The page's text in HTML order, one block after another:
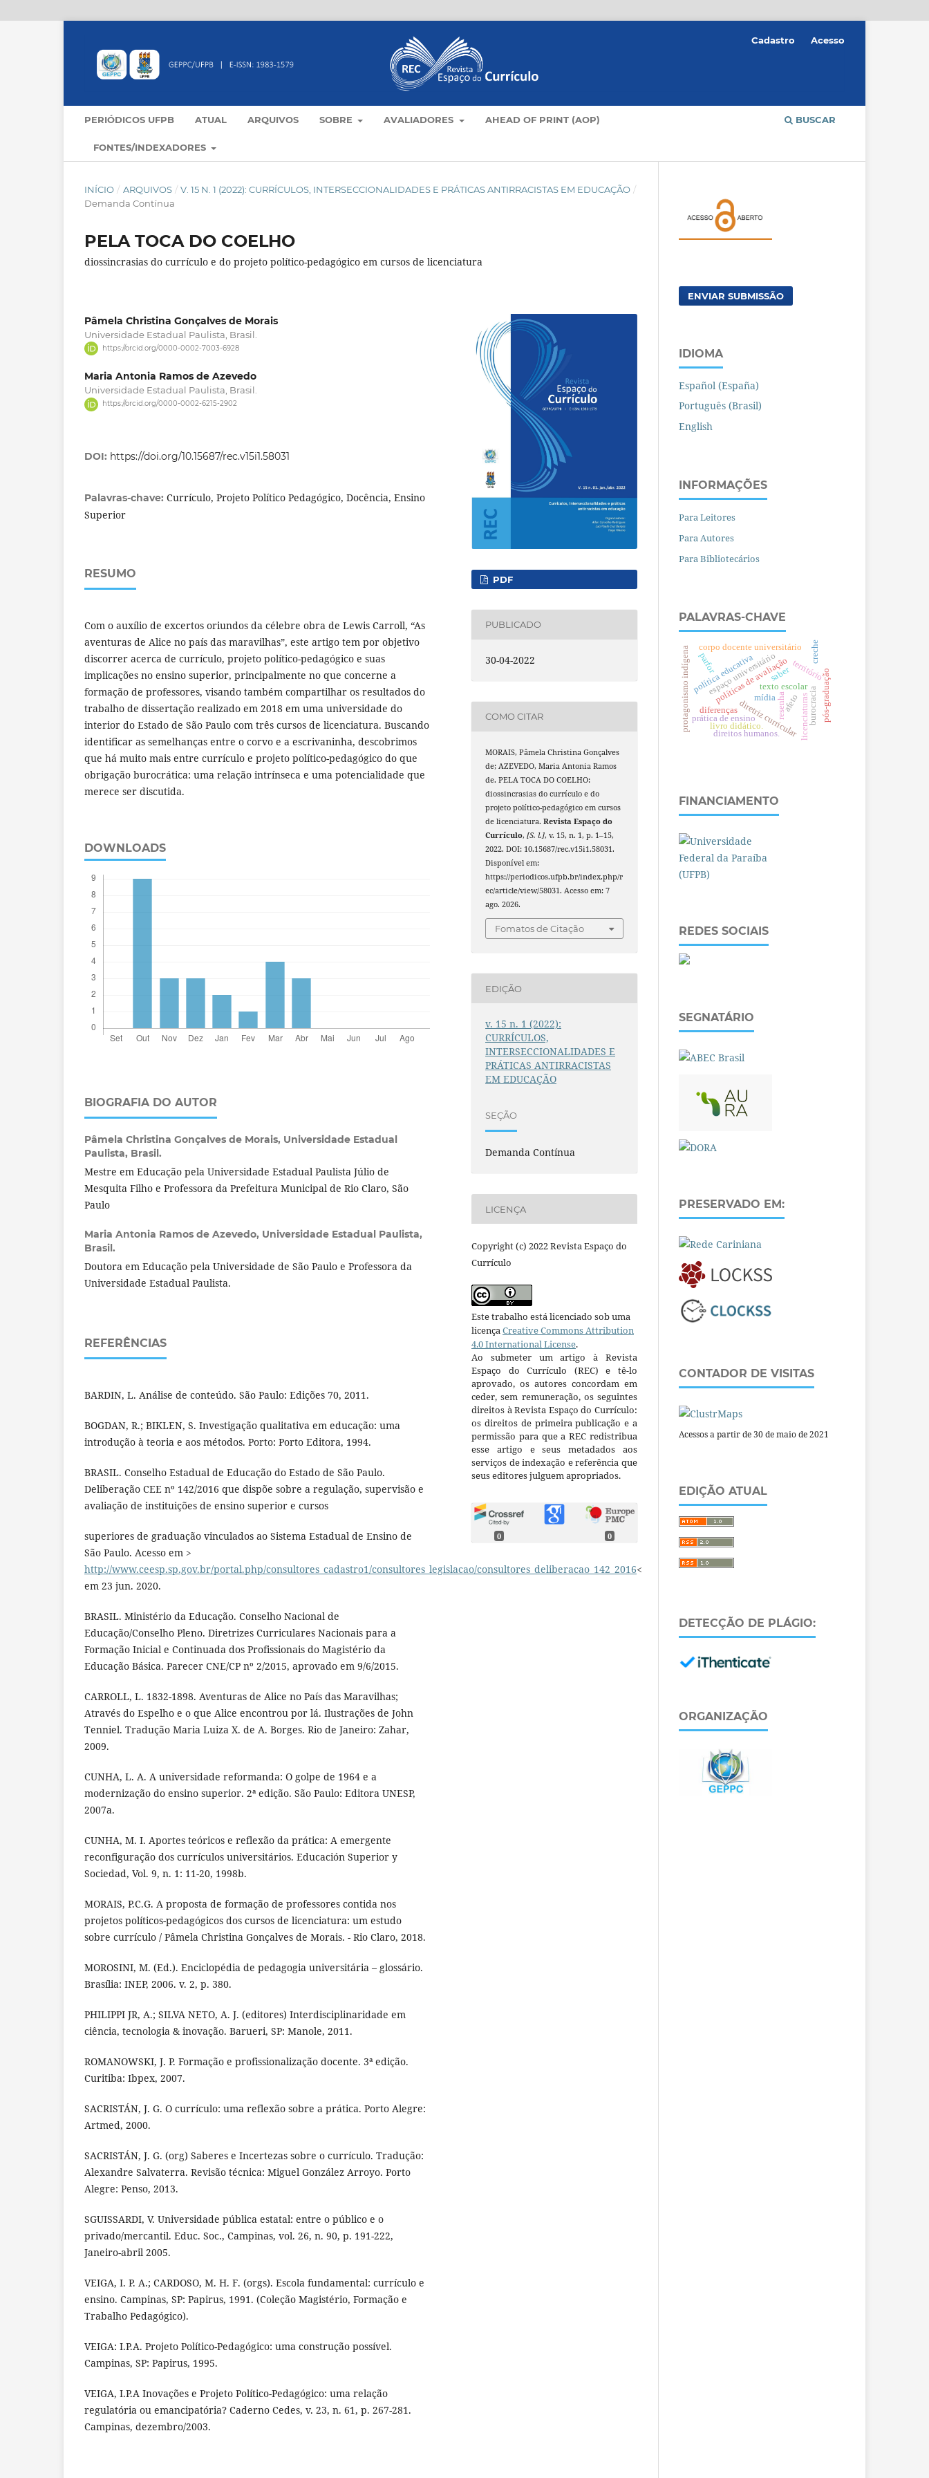
PERIÓDICOS UFPB ATUAL ARQUIVOS SOBRE AVALIADORES AHEAD OF PRINT (AOP)
FONTES/INDEXADORES
BUSCAR
Cadastro Acesso
INÍCIO / ARQUIVOS / V. 15 N. 1 (2022): CURRÍCULOS, INTERSECCIONALIDADES E PRÁTICAS ANTIRRACISTAS EM EDUCAÇÃO /
Demanda Contínua
PELA TOCA DO COELHO
diossincrasias do currículo e do projeto político-pedagógico em cursos de licenciatura
Pâmela Christina Gonçalves de Morais
Universidade Estadual Paulista, Brasil.
https://orcid.org/0000-0002-7003-6928
Maria Antonia Ramos de Azevedo
Universidade Estadual Paulista, Brasil.
https://orcid.org/0000-0002-6215-2902
DOI: https://doi.org/10.15687/rec.v15i1.58031
Palavras-chave: Currículo, Projeto Político Pedagógico, Docência, Ensino
Superior
RESUMO
Com o auxílio de excertos oriundos da célebre obra de Lewis Carroll, “As
aventuras de Alice no país das maravilhas”, este artigo tem por objetivo
discorrer acerca de currículo, projeto político-pedagógico e suas
implicações no ensino superior, principalmente no que concerne a
formação de professores, visando também compartilhar os resultados do
trabalho de dissertação realizado em 2018 em uma universidade do
interior do Estado de São Paulo com três cursos de licenciatura. Buscando
identificar as semelhanças entre o corvo e a escrivaninha, descobrimos
que há muito mais entre currículo e projeto político-pedagógico do que
obrigação burocrática: uma relação intrínseca e uma potencialidade que
merece ser discutida.
DOWNLOADS
BIOGRAFIA DO AUTOR
Pâmela Christina Gonçalves de Morais, Universidade Estadual
Paulista, Brasil.
Mestre em Educação pela Universidade Estadual Paulista Júlio de
Mesquita Filho e Professora da Prefeitura Municipal de Rio Claro, São
Paulo
Maria Antonia Ramos de Azevedo, Universidade Estadual Paulista,
Brasil.
Doutora em Educação pela Universidade de São Paulo e Professora da
Universidade Estadual Paulista.
REFERÊNCIAS
BARDIN, L. Análise de conteúdo. São Paulo: Edições 70, 2011.
BOGDAN, R.; BIKLEN, S. Investigação qualitativa em educação: uma
introdução à teoria e aos métodos. Porto: Porto Editora, 1994.
BRASIL. Conselho Estadual de Educação do Estado de São Paulo.
Deliberação CEE nº 142/2016 que dispõe sobre a regulação, supervisão e
avaliação de instituições de ensino superior e cursos
superiores de graduação vinculados ao Sistema Estadual de Ensino de
São Paulo. Acesso em >
http://www.ceesp.sp.gov.br/portal.php/consultores_cadastro1/consultores_legislacao/consultores_deliberacao_142_2016<
em 23 jun. 2020.
BRASIL. Ministério da Educação. Conselho Nacional de
Educação/Conselho Pleno. Diretrizes Curriculares Nacionais para a
Formação Inicial e Continuada dos Profissionais do Magistério da
Educação Básica. Parecer CNE/CP nº 2/2015, aprovado em 9/6/2015.
CARROLL, L. 1832-1898. Aventuras de Alice no País das Maravilhas;
Através do Espelho e o que Alice encontrou por lá. Ilustrações de John
Tenniel. Tradução Maria Luiza X. de A. Borges. Rio de Janeiro: Zahar,
2009.
CUNHA, L. A. A universidade reformanda: O golpe de 1964 e a
modernização do ensino superior. 2ª edição. São Paulo: Editora UNESP,
2007a.
CUNHA, M. I. Aportes teóricos e reflexão da prática: A emergente
reconfiguração dos currículos universitários. Educación Superior y
Sociedad, Vol. 9, n. 1: 11-20, 1998b.
MORAIS, P.C.G. A proposta de formação de professores contida nos
projetos políticos-pedagógicos dos cursos de licenciatura: um estudo
sobre currículo / Pâmela Christina Gonçalves de Morais. - Rio Claro, 2018.
MOROSINI, M. (Ed.). Enciclopédia de pedagogia universitária – glossário.
Brasília: INEP, 2006. v. 2, p. 380.
PHILIPPI JR, A.; SILVA NETO, A. J. (editores) Interdisciplinaridade em
ciência, tecnologia & inovação. Barueri, SP: Manole, 2011.
ROMANOWSKI, J. P. Formação e profissionalização docente. 3ª edição.
Curitiba: Ibpex, 2007.
SACRISTÁN, J. G. O currículo: uma reflexão sobre a prática. Porto Alegre:
Artmed, 2000.
SACRISTÁN, J. G. (org) Saberes e Incertezas sobre o currículo. Tradução:
Alexandre Salvaterra. Revisão técnica: Miguel González Arroyo. Porto
Alegre: Penso, 2013.
SGUISSARDI, V. Universidade pública estatal: entre o público e o
privado/mercantil. Educ. Soc., Campinas, vol. 26, n. 90, p. 191-222,
Janeiro-abril 2005.
VEIGA, I. P. A.; CARDOSO, M. H. F. (orgs). Escola fundamental: currículo e
ensino. Campinas, SP: Papirus, 1991. (Coleção Magistério, Formação e
Trabalho Pedagógico).
VEIGA: I.P.A. Projeto Político-Pedagógico: uma construção possível.
Campinas, SP: Papirus, 1995.
VEIGA, I.P.A Inovações e Projeto Político-Pedagógico: uma relação
regulatória ou emancipatória? Caderno Cedes, v. 23, n. 61, p. 267-281.
Campinas, dezembro/2003.
PDF
PUBLICADO
30-04-2022
COMO CITAR
MORAIS, Pâmela Christina Gonçalves
de; AZEVEDO, Maria Antonia Ramos
de. PELA TOCA DO COELHO:
diossincrasias do currículo e do
projeto político-pedagógico em cursos
de licenciatura.Revista Espaço do
Currículo,[S. l.], v. 15, n. 1, p. 1–15,
2022. DOI: 10.15687/rec.v15i1.58031.
Disponível em:
https://periodicos.ufpb.br/index.php/r
ec/article/view/58031. Acesso em: 7
ago. 2026.
Fomatos de Citação
EDIÇÃO
v. 15 n. 1 (2022):
CURRÍCULOS,
INTERSECCIONALIDADES E
PRÁTICAS ANTIRRACISTAS
EM EDUCAÇÃO
SEÇÃO
Demanda Contínua
LICENÇA
Copyright (c) 2022 Revista Espaço do
Currículo
Este trabalho está licenciado sob uma
licençaCreative Commons Attribution
4.0 International License.
Ao submeter um artigo à Revista
Espaço do Currículo (REC) e tê-lo
aprovado, os autores concordam em
ceder, sem remuneração, os seguintes
direitos à Revista Espaço do Currículo:
os direitos de primeira publicação e a
permissão para que a REC redistribua
esse artigo e seus metadados aos
serviços de indexação e referência que
seus editores julguem apropriados.
0 0
ENVIAR SUBMISSÃO
IDIOMA
Español (España)
Português (Brasil)
English
INFORMAÇÕES
Para Leitores
Para Autores
Para Bibliotecários
PALAVRAS-CHAVE
resenha
território
diretriz curricular
prática de ensino
texto escolar
políticas de avaliação
espaço universitário pós-graduação
protagonismo indígena saber
corpo docente universitário
política educativa
mídia
livro didático.
direitos humanos.
licenciaturas
parfor creche
diferenças afeto burocracia
FINANCIAMENTO
REDES SOCIAIS
SEGNATÁRIO
PRESERVADO EM:
CONTADOR DE VISITAS
Acessos a partir de 30 de maio de 2021
EDIÇÃO ATUAL
DETECÇÃO DE PLÁGIO:
ORGANIZAÇÃO